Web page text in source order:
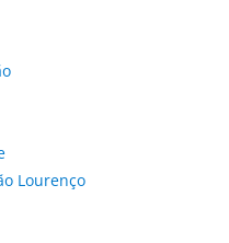
Lourenço